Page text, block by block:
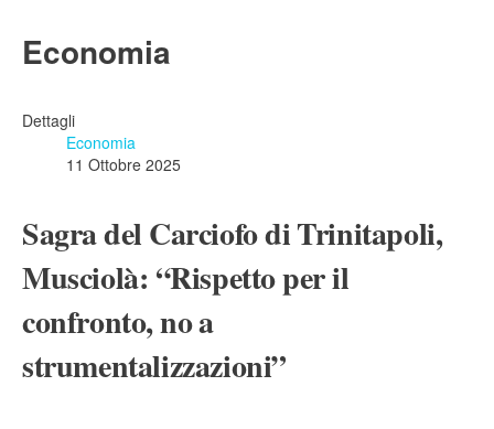
Economia
Dettagli
Economia
11 Ottobre 2025
Sagra del Carciofo di Trinitapoli,
Musciolà: “Rispetto per il
confronto, no a
strumentalizzazioni”